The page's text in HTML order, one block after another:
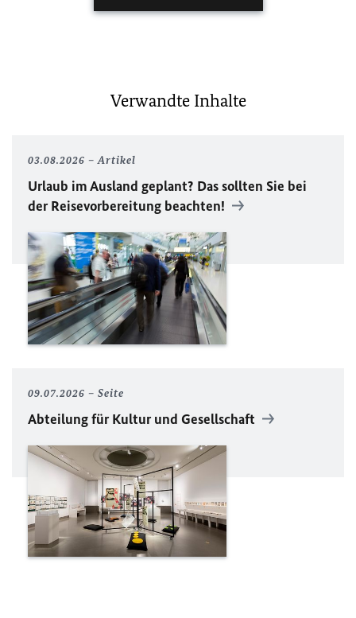
Verwandte Inhalte
03.08.2026 Artikel
Urlaub im Ausland geplant? Das sollten Sie bei
der Reisevorbereitung beachten!
09.07.2026 Seite
Abteilung für Kultur und Gesellschaft